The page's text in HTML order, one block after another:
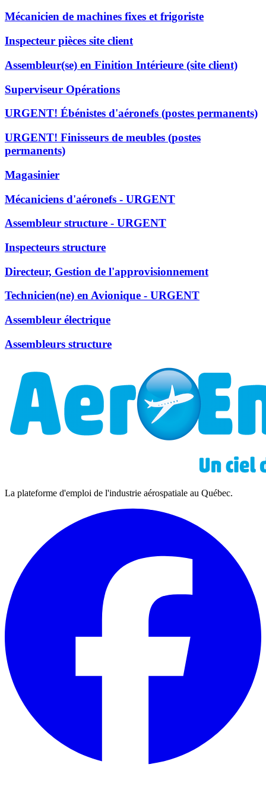
Mécanicien de machines fixes et frigoriste
Inspecteur pièces site client
Assembleur(se) en Finition Intérieure (site client)
Superviseur Opérations
URGENT! Ébénistes d'aéronefs (postes permanents)
URGENT! Finisseurs de meubles (postes
permanents)
Magasinier
Mécaniciens d'aéronefs - URGENT
Assembleur structure - URGENT
Inspecteurs structure
Directeur, Gestion de l'approvisionnement
Technicien(ne) en Avionique - URGENT
Assembleur électrique
Assembleurs structure
La plateforme d'emploi de l'industrie aérospatiale au Québec.